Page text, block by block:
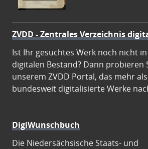
ZVDD - Zentrales Verzeichnis
Ist Ihr gesuchtes Werk noch nicht
digitalen Bestand? Dann probieren
unserem ZVDD Portal, das mehr
bundesweit digitalisierte Werke
DigiWunschbuch
Die Niedersächsische Staats- und